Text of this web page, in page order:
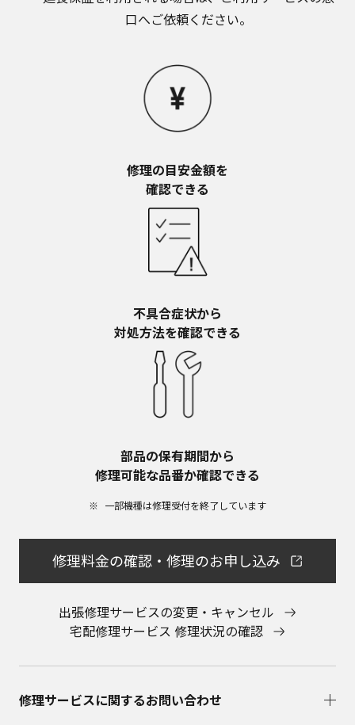
お近くの当社商品の取扱店、または当社サービス
会社に直接お問い合わせください。
本ウェブサイトのサービスの利用、または利用できな
かったことにより万一損害（データの破損・業務の中
断・営業情報の損失などによる損害を含む）が生じ、
たとえそのような損害の発生や第三者からの賠償請求
の可能性があることについてあらかじめ知らされた場
本ウェブサイトのサービスの中止、変更など
容や条件を変更する場合があります。あらかじめご了
取扱説明書は、商品をご購入いただいたお客様のため
明書について、ご購入のお客様以外からのお問い合わ
せにはお応えできない場合がありますことを、ご了承
口へご依頼ください。
修理の目安金額を​
確認できる
不具合症状から​
対処方法を確認できる
部品の保有期間から​
修理可能な品番か確認できる
一部機種は修理受付を終了しています​
修理料金の確認・修理のお申し込み
出張修理サービスの変更・キャンセル
宅配修理サービス 修理状況の確認
修理サービスに関するお問い合わせ​